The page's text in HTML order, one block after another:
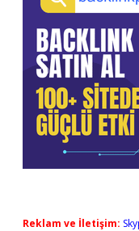
Reklam ve İletişim: